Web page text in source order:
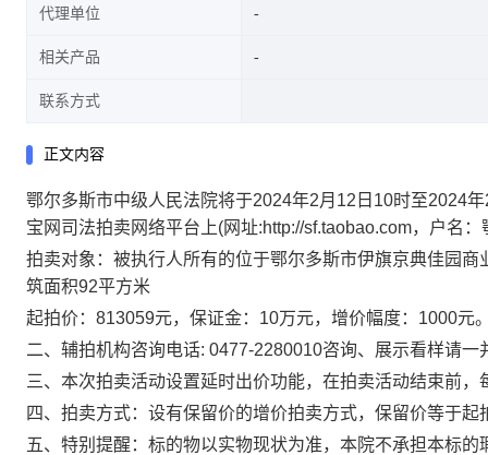
代理单位
相关产品
联系方式
正文内容
鄂尔多斯市中级人民法院将于2024年2月 12 日 10时至2024年
宝网司法拍卖网络平台上(网址:http://sf.taobao.com，户名：
拍卖对象： 被执行人所有的位于鄂尔多斯市伊旗京典佳园商
筑面积92平方米
起拍价： 813059元，保证金： 10万元，增价幅度： 1000元
二、 辅拍机构咨询电话: 0477-2280010咨询、展示看样请一
三、本次拍卖活动设置延时出价功能，在拍卖活动结束前，
四、拍卖方式：设有保留价的增价拍卖方式， 保留价等于起
五、特别提醒：标的物以实物现状为准，本院不承担本标